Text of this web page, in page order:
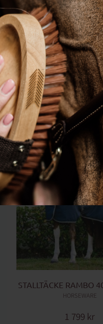
TÄCKE AMIGO
NAVY
HORSEWARE
1 549kr
STALLTÄCKE RAMBO
HORSEWARE
1 799 kr